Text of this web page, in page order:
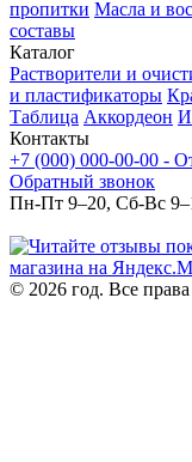
пропитки Масла и
составы
Каталог
Растворители и
и пластификаторы
Таблица Аккордеон
Контакты
+7 (000) 000-00-00 -
Обратный звонок
Пн-Пт 9–20, Сб-Вс
© 2026 год. Все